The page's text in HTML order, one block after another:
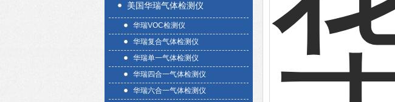
美国华瑞气体检测仪
华瑞VOC检测仪
华瑞复合气体检测仪
华瑞单一气体检测仪
华瑞四合一气体检测仪
华瑞六合一气体检测仪